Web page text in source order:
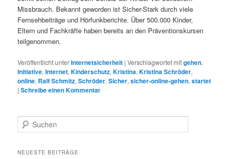
Missbrauch. Bekannt geworden ist Sicher-Stark durch viele
Fernsehbeiträge und Hörfunkberichte. Über 500.000 Kinder,
Eltern und Fachkräfte haben bereits an den Präventionskursen
teilgenommen.
Veröffentlicht unterInternetsicherheit |Verschlagwortet mitgehen,
Initiative,Internet,Kinderschutz,Kristina,Kristina Schröder,
online, Ralf Schmitz,Schröder,Sicher,sicher-online-gehen,startet
|Schreibe einen Kommentar
u
h
NEUESTE BEITRÄGE